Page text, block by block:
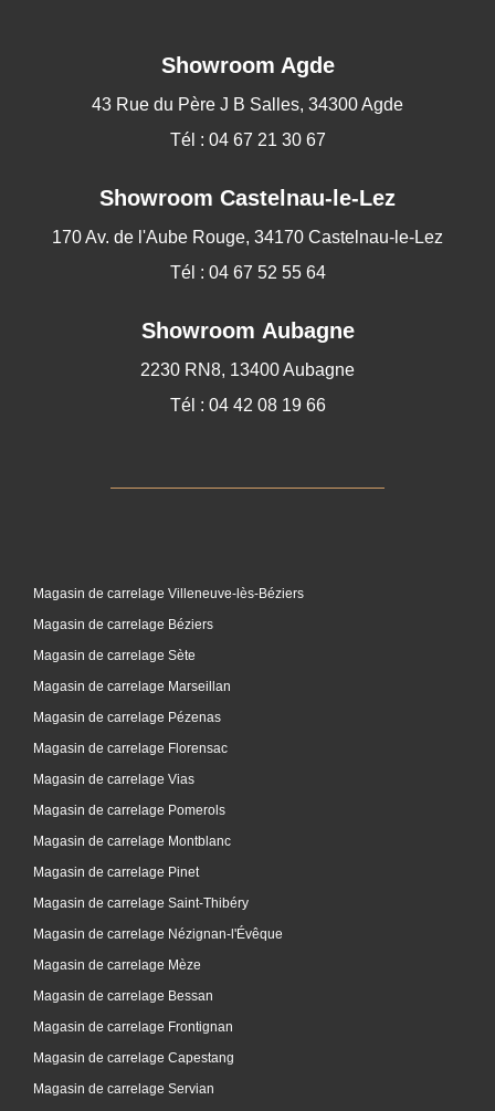
Showroom Agde
43 Rue du Père J B Salles, 34300 Agde
Tél : 04 67 21 30 67
Showroom Castelnau-le-Lez
170 Av. de l'Aube Rouge, 34170 Castelnau-le-Lez
Tél : 04 67 52 55 64
Showroom Aubagne
2230 RN8, 13400 Aubagne
Tél : 04 42 08 19 66
Magasin de carrelage Villeneuve-lès-Béziers
Magasin de carrelage Béziers
Magasin de carrelage Sète
Magasin de carrelage Marseillan
Magasin de carrelage Pézenas
Magasin de carrelage Florensac
Magasin de carrelage Vias
Magasin de carrelage Pomerols
Magasin de carrelage Montblanc
Magasin de carrelage Pinet
Magasin de carrelage Saint-Thibéry
Magasin de carrelage Nézignan-l'Évêque
Magasin de carrelage Mèze
Magasin de carrelage Bessan
Magasin de carrelage Frontignan
Magasin de carrelage Capestang
Magasin de carrelage Servian